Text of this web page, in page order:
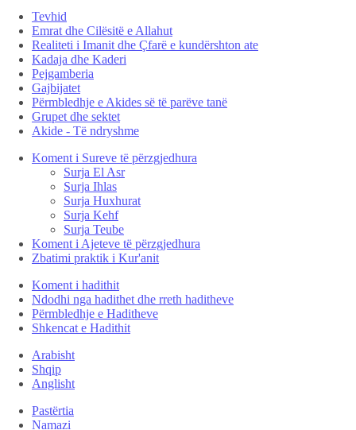
Tevhid
Emrat dhe Cilësitë e Allahut
Realiteti i Imanit dhe Çfarë e kundërshton ate
Kadaja dhe Kaderi
Pejgamberia
Gajbijatet
Përmbledhje e Akides së të parëve tanë
Grupet dhe sektet
Akide - Të ndryshme
Koment i Sureve të përzgjedhura
Surja El Asr
Surja Ihlas
Surja Huxhurat
Surja Kehf
Surja Teube
Koment i Ajeteve të përzgjedhura
Zbatimi praktik i Kur'anit
Koment i hadithit
Ndodhi nga hadithet dhe rreth haditheve
Përmbledhje e Haditheve
Shkencat e Hadithit
Arabisht
Shqip
Anglisht
Pastërtia
Namazi